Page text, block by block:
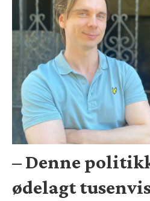
– Denne
ødelagt